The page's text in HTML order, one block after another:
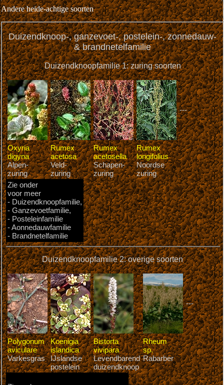
Andere heide-achtige soorten